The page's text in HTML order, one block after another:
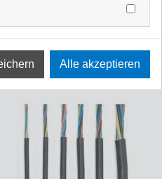
Meterware Gummikabel TITANEX
Art-Nr.: TIKA0516
auf Anfrage
zzgl. Mwst